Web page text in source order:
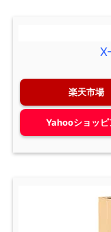
楽天市場
Yahooショッピ